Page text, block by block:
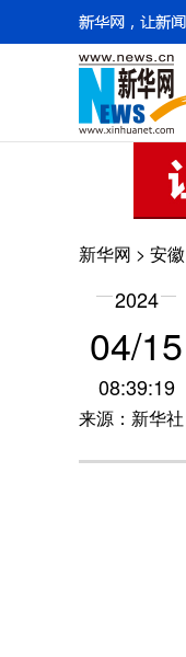
新华网 > 安徽
2024
04/15
08:39:19
来源：新华社